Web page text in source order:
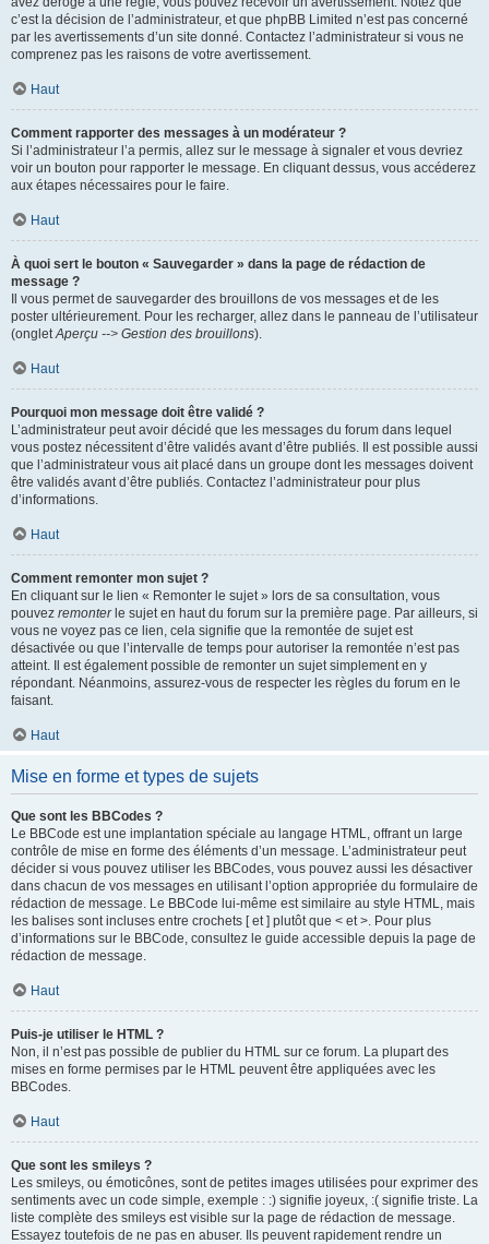
c’est la décision de l’administrateur, et que phpBB Limited n’est pas concerné
par les avertissements d’un site donné. Contactez l’administrateur si vous ne
comprenez pas les raisons de votre avertissement.
Haut
Comment rapporter des messages à un modérateur ?
Si l’administrateur l’a permis, allez sur le message à signaler et vous devriez
voir un bouton pour rapporter le message. En cliquant dessus, vous accéderez
aux étapes nécessaires pour le faire.
Haut
À quoi sert le bouton « Sauvegarder » dans la page de rédaction de
message ?
Il vous permet de sauvegarder des brouillons de vos messages et de les
poster ultérieurement. Pour les recharger, allez dans le panneau de l’utilisateur
(ongletAperçu --> Gestion des brouillons).
Haut
Pourquoi mon message doit être validé ?
L’administrateur peut avoir décidé que les messages du forum dans lequel
vous postez nécessitent d’être validés avant d’être publiés. Il est possible aussi
que l’administrateur vous ait placé dans un groupe dont les messages doivent
être validés avant d’être publiés. Contactez l’administrateur pour plus
d’informations.
Haut
Comment remonter mon sujet ?
En cliquant sur le lien « Remonter le sujet » lors de sa consultation, vous
pouvez remonterle sujet en haut du forum sur la première page. Par ailleurs, si
vous ne voyez pas ce lien, cela signifie que la remontée de sujet est
désactivée ou que l’intervalle de temps pour autoriser la remontée n’est pas
atteint. Il est également possible de remonter un sujet simplement en y
répondant. Néanmoins, assurez-vous de respecter les règles du forum en le
faisant.
Haut
Mise en forme et types de sujets
Que sont les BBCodes ?
Le BBCode est une implantation spéciale au langage HTML, offrant un large
contrôle de mise en forme des éléments d’un message. L’administrateur peut
décider si vous pouvez utiliser les BBCodes, vous pouvez aussi les désactiver
dans chacun de vos messages en utilisant l’option appropriée du formulaire de
rédaction de message. Le BBCode lui-même est similaire au style HTML, mais
les balises sont incluses entre crochets [ et ] plutôt que < et >. Pour plus
d’informations sur le BBCode, consultez le guide accessible depuis la page de
rédaction de message.
Haut
Puis-je utiliser le HTML ?
Non, il n’est pas possible de publier du HTML sur ce forum. La plupart des
mises en forme permises par le HTML peuvent être appliquées avec les
BBCodes.
Haut
Que sont les smileys ?
Les smileys, ou émoticônes, sont de petites images utilisées pour exprimer des
sentiments avec un code simple, exemple : :) signifie joyeux, :( signifie triste. La
liste complète des smileys est visible sur la page de rédaction de message.
Essayez toutefois de ne pas en abuser. Ils peuvent rapidement rendre un